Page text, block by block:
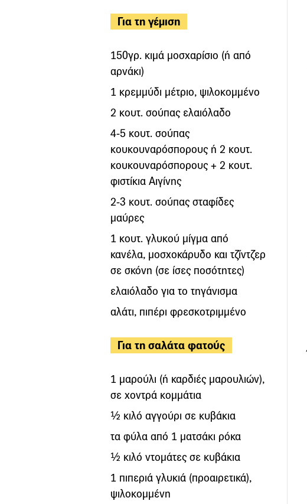
Για τη γέμιση
150γρ. κιμά μοσχαρίσιο (ή από
αρνάκι)
1 κρεμμύδι μέτριο, ψιλοκομμένο
2 κουτ. σούπας ελαιόλαδο
4-5 κουτ. σούπας
κουκουναρόσπορους ή 2 κουτ.
κουκουναρόσπορους + 2 κουτ.
φιστίκια Αιγίνης
2-3 κουτ. σούπας σταφίδες
μαύρες
1 κουτ. γλυκού μίγμα από
κανέλα, μοσχοκάρυδο και τζίντζερ
σε σκόνη (σε ίσες ποσότητες)
ελαιόλαδο για το τηγάνισμα
αλάτι, πιπέρι φρεσκοτριμμένο
Για τη σαλάτα φατούς
1 μαρούλι (ή καρδιές μαρουλιών),
σε χοντρά κομμάτια
½ κιλό αγγούρι σε κυβάκια
τα φύλα από 1 ματσάκι ρόκα
½ κιλό ντομάτες σε κυβάκια
1 πιπεριά γλυκιά (προαιρετικά),
ψιλοκομμένη